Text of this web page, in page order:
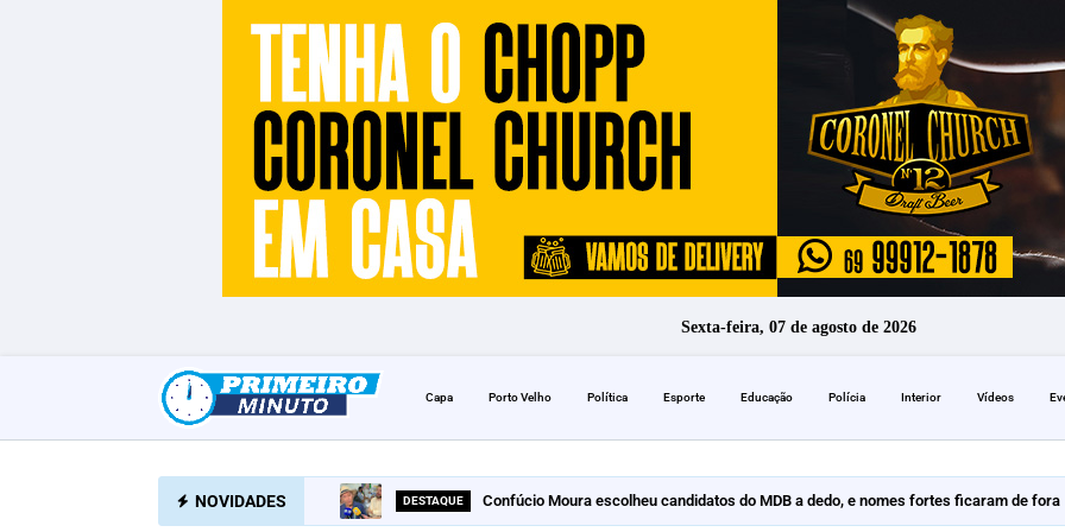
Sexta-feira, 07 de agosto de 2026
Capa Porto Velho Política Esporte Educação Polícia Interior Vídeos
NOVIDADES DESTAQUE Confúcio Moura escolheu candidatos do MDB a dedo, e nomes fortes ficaram de fora